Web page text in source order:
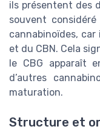
ils présentent des
souvent
cannabinoïdes, car
et du CBN. Cela
le CBG apparaît
d’autres
maturation.
Structure et